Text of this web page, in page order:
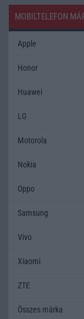
MOBILTELEFON
Apple
Honor
Huawei
LG
Motorola
Nokia
Oppo
Samsung
Vivo
Xiaomi
ZTE
Összes márka